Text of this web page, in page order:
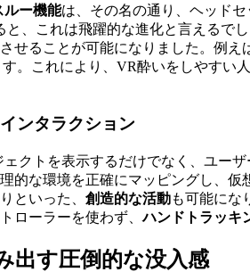
ルー機能は、その名の通り、ヘッド
、これは飛躍的な進化と言えるで
せることが可能になりました。例
。これにより、VR酔いをしやすい
ンタラクション
クトを表示するだけでなく、ユー
的な環境を正確にマッピングし、
といった、 創造的な活動も可能にな
ローラーを使わず、ハンドトラッキ
出す圧倒的な没入感